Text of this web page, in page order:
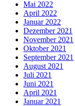
Mai 2022
April 2022
Januar 2022
Dezember 2021
November 2021
Oktober 2021
September 2021
August 2021
Juli 2021
Juni 2021
April 2021
Januar 2021